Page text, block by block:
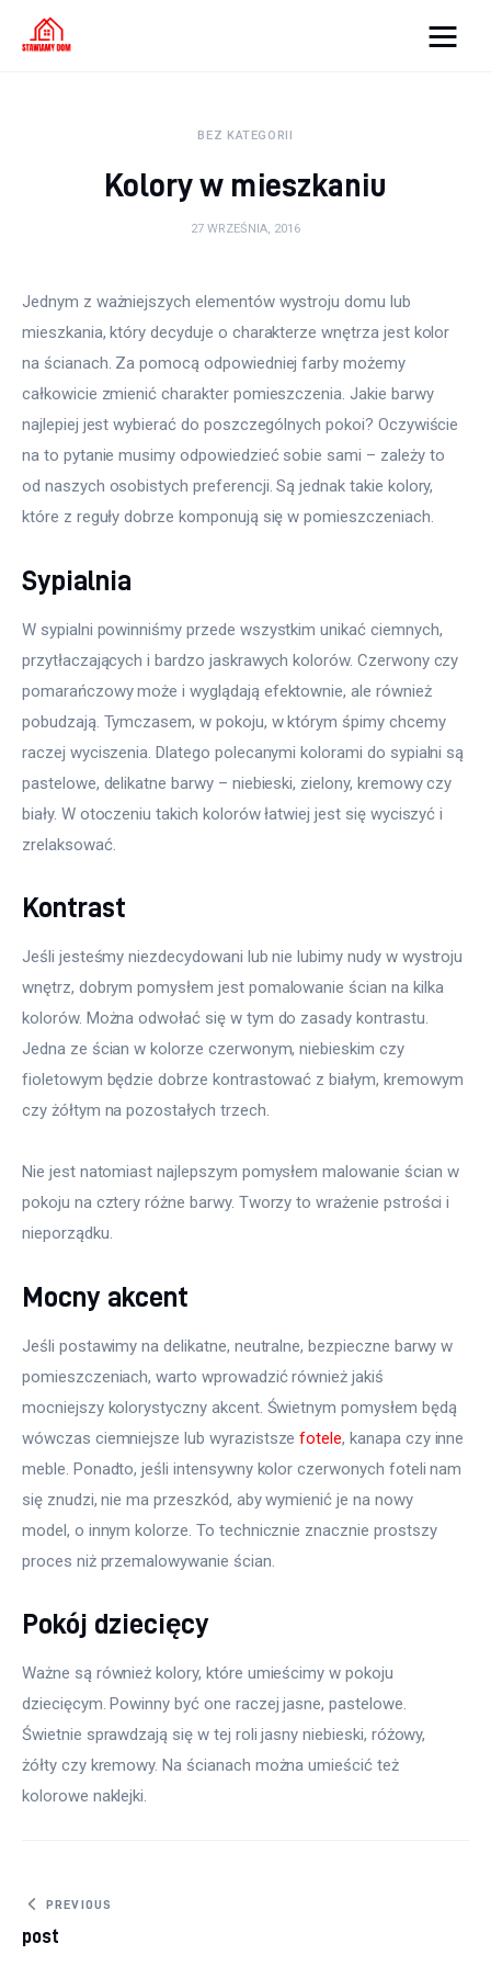
Oświetlenie
Ściany
Remont
Budowa
Więcej
BEZ KATEGORII
Kolory w mieszkaniu
27 WRZEŚNIA, 2016
Jednym z ważniejszych elementów wystroju domu lub
mieszkania, który decyduje o charakterze wnętrza jest kolor
na ścianach. Za pomocą odpowiedniej farby możemy
całkowicie zmienić charakter pomieszczenia. Jakie barwy
najlepiej jest wybierać do poszczególnych pokoi? Oczywiście
na to pytanie musimy odpowiedzieć sobie sami – zależy to
od naszych osobistych preferencji. Są jednak takie kolory,
które z reguły dobrze komponują się w pomieszczeniach.
Sypialnia
W sypialni powinniśmy przede wszystkim unikać ciemnych,
przytłaczających i bardzo jaskrawych kolorów. Czerwony czy
pomarańczowy może i wyglądają efektownie, ale również
pobudzają. Tymczasem, w pokoju, w którym śpimy chcemy
raczej wyciszenia. Dlatego polecanymi kolorami do sypialni są
pastelowe, delikatne barwy – niebieski, zielony, kremowy czy
biały. W otoczeniu takich kolorów łatwiej jest się wyciszyć i
zrelaksować.
Kontrast
Jeśli jesteśmy niezdecydowani lub nie lubimy nudy w wystroju
wnętrz, dobrym pomysłem jest pomalowanie ścian na kilka
kolorów. Można odwołać się w tym do zasady kontrastu.
Jedna ze ścian w kolorze czerwonym, niebieskim czy
fioletowym będzie dobrze kontrastować z białym, kremowym
czy żółtym na pozostałych trzech.
Nie jest natomiast najlepszym pomysłem malowanie ścian w
pokoju na cztery różne barwy. Tworzy to wrażenie pstrości i
nieporządku.
Mocny akcent
Jeśli postawimy na delikatne, neutralne, bezpieczne barwy w
pomieszczeniach, warto wprowadzić również jakiś
mocniejszy kolorystyczny akcent. Świetnym pomysłem będą
wówczas ciemniejsze lub wyrazistsze fotele, kanapa czy inne
meble. Ponadto, jeśli intensywny kolor czerwonych foteli nam
się znudzi, nie ma przeszkód, aby wymienić je na nowy
model, o innym kolorze. To technicznie znacznie prostszy
proces niż przemalowywanie ścian.
Pokój dziecięcy
Ważne są również kolory, które umieścimy w pokoju
dziecięcym. Powinny być one raczej jasne, pastelowe.
Świetnie sprawdzają się w tej roli jasny niebieski, różowy,
żółty czy kremowy. Na ścianach można umieścić też
kolorowe naklejki.
Nawigacja
wpisu
PREVIOUS
post